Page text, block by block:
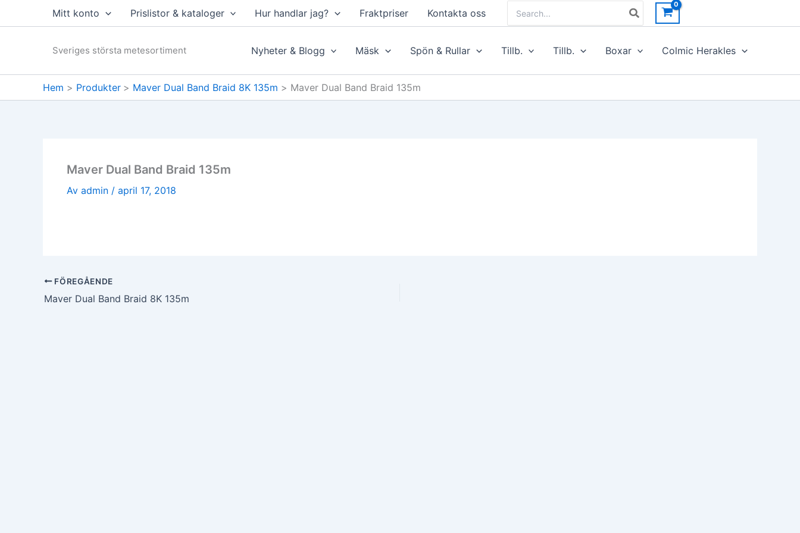
Mitt konto Prislistor & kataloger Hur handlar jag? Fraktpriser Kontakta oss
for:
Sveriges största metesortiment Nyheter & Blogg Mäsk Spön & Rullar Tillb. Tillb. Boxar Colmic Herakles
Hem Produkter Maver Dual Band Braid 8K 135m Maver Dual Band Braid 135m
Maver Dual Band Braid 135m
Av admin / april 17, 2018
FÖREGÅENDE
Maver Dual Band Braid 8K 135m